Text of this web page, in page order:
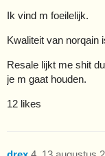
Ik vind m foeilelijk.
Kwaliteit van norqain
Resale lijkt me shit
je m gaat houden.
12 likes